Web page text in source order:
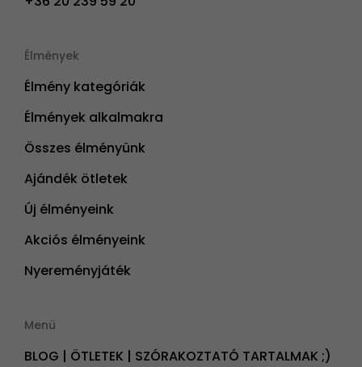
Élmények
Élmény kategóriák
Élmények alkalmakra
Összes élményünk
Ajándék ötletek
Új élményeink
Akciós élményeink
Nyereményjáték
Menü
BLOG | ÖTLETEK | SZÓRAKOZTATÓ TARTALMAK ;)